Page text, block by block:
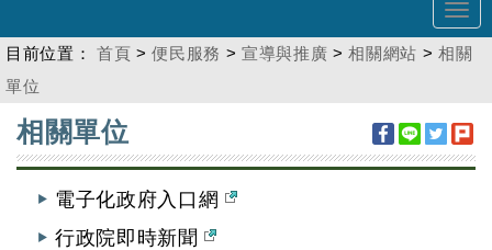
目前位置： 首頁 >便民服務 >宣導與推廣 >相關網站 >相關
單位
:::
相關單位
電子化政府入口網
行政院即時新聞